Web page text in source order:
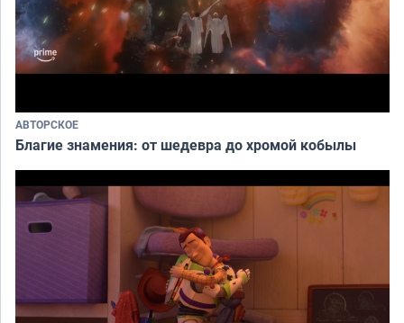
АВТОРСКОЕ
Благие знамения: от шедевра до хромой кобылы